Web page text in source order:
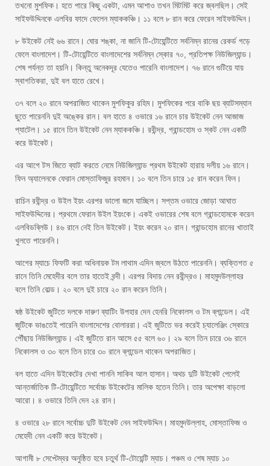
তখনো মুশফিক। হতে পারে কিছু একটা, এমন আশাও তখন মিটমিট করে জ্বলছিল। সেই
সাইফউদ্দিনকে এলবির ফাদে ফেলেন ম্যাককঞ্চি। ১১ বলে ৮ রান করে ফেরেন সাইফউদ্দিন।
৮ উইকেট নেই ৬৬ রানে। ঘোর শঙ্কা, না জানি টি-টোয়েন্টিতে সর্বনিম্ন রানের রেকর্ড গড়ে
ফেলে বাংলাদেশ। টি-টোয়েন্টিতে বাংলাদেশের সর্বনিম্ন স্কোর ৭০, প্রতিপক্ষ নিউজিল্যান্ড।
শেষ পর্যন্ত তা হয়নি। কিন্তু অনেকদূর যেতেও পারেনি বাংলাদেশ। ৭৬ রানে গুটিয়ে যায়
স্বাগতিকরা, দুই বল হাতে রেখে।
৩৭ বলে ২০ রানে অপরাজিত থাকেন মুশফিকুর রহিম। মুশফিকের পরে বাকি ছয় ব্যাটসম্যান
ছুতে পারেননি দুই অঙ্কের রান। বল হাতে ৪ ওভারে ১৬ রানে চার উইকেট নেন আজাজ
প্যাটেল। ১৫ রানে তিন উইকেট নেন ম্যাককঞ্চি। রবীন্দ্র, গ্রান্ডহোম ও স্কট নেন একটি
করে উইকেট।
এর আগে টস জিতে ব্যাট করতে নেমে নিউজিল্যান্ড প্রথম উইকেট হারায় দলীয় ১৬ রানে।
ফিন অ্যালেনকে ফেরান মোস্তাফিজুর রহমান। ১০ বলে তিন চারে ১৫ রান করেন ফিন।
রাচিন রবীন্দ্র ও উইল ইয়ং এরপর ভালো জমে যাচ্ছিল। সপ্তম ওভারে জোড়া আঘাত
সাইফউদ্দিনের। প্রথমে ফেরান উইল ইয়ংকে। একই ওভারের শেষ বলে গ্রান্ডহোমকে করেন
এলবিডব্লিউ। ৪৬ রানে নেই তিন উইকেট। ইয়ং করেন ২০ রান। গ্রান্ডহোম রানের খাতাই
খুলতে পারেননি।
আগের ম্যাচে ফিফটি করা অধিনায়ক টম লাথাম এদিন জ্বলে উঠতে পারেননি। ব্যক্তিগত ৫
রানে তিনি মেহেদীর বলে তার হাতেই বন্দী। এরপর বিদায় নেন রবীন্দ্রও। মাহমুদউল্লাহর
বলে তিনি বোল্ড। ২০ বলে দুই চারে ২০ রান করেন তিনি।
ষষ্ঠ উইকেট জুটিতে দলকে দারুণ ব্যাটিং উপহার দেন হেনরি নিকোলস ও টম ব্লান্ডেল। এই
জুটিকে ভাঙতেই পারেনি বাংলাদেশের বোলাররা। এই জুটিতে ভর করেই চ্যালেঞ্জিং স্কোরে
পৌঁছায় নিউজিল্যান্ড। এই জুটিতে রান আসে ৫৫ বলে ৬০। ২৯ বলে তিন চারে ৩৬ রানে
নিকোলস ও ৩০ বলে তিন চারে ৩০ রানে ব্লান্ডেল থাকেন অপরাজিত।
বল হাতে এদিন উইকেটের দেখা পাননি সাকিব আল হাসান। অথচ দুটি উইকেট পেলেই
আন্তর্জাতিক টি-টোয়েন্টিতে সর্বোচ্চ উইকেটের মালিক হতেন তিনি। তার অপেক্ষা বাড়লো
আরো। ৪ ওভারে তিনি দেন ২৪ রান।
৪ ওভারে ২৮ রানে সর্বোচ্চ দুটি উইকেট নেন সাইফউদ্দিন। মাহমুদউল্লাহ, মোস্তাফিজ ও
মেহেদী নেন একটি করে উইকেট।
আগামী ৮ সেপ্টেম্বর অনুষ্ঠিত হবে চতুর্থ টি-টোয়েন্টি ম্যাচ। পঞ্চম ও শেষ ম্যাচ ১০